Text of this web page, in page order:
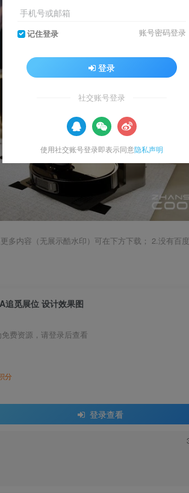
多内容（无展示酷水印）可在下方下载； 2.没有百
追觅展位 设计效果图
费资源，请登录后查看
分
登录查看
手机号或邮箱
记住登录 账号密码登录
登录
社交账号登录
使用社交账号登录即表示同意隐私声明